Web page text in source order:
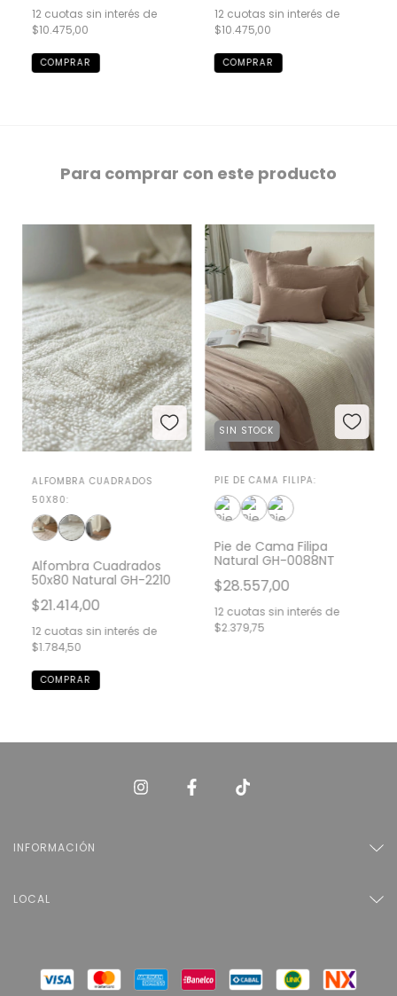
12 cuotas sin interés de
$10.475,00
12 cuotas sin interés de
$10.475,00
Para comprar con este producto
ALFOMBRA CUADRADOS
50X80:
Alfombra Cuadrados
50x80 Natural GH-2210
$21.414,00
12 cuotas sin interés de
$1.784,50
SIN STOCK
PIE DE CAMA FILIPA:
Pie de Cama Filipa
Natural GH-0088NT
$28.557,00
12 cuotas sin interés de
$2.379,75
INFORMACIÓN
LOCAL